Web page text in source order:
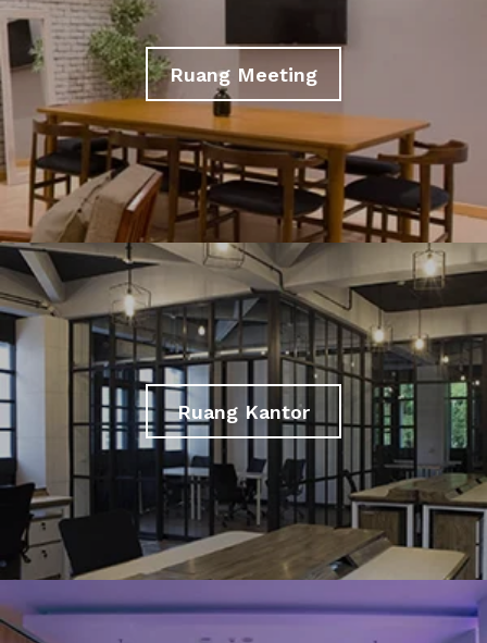
Ruang Meeting
Ruang Kantor